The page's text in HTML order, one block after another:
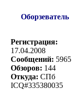
Оборзеватель
Регистрация:
17.04.2008
Сообщений: 5965
Обзоров: 144
Откуда: СПб
ICQ#335380035